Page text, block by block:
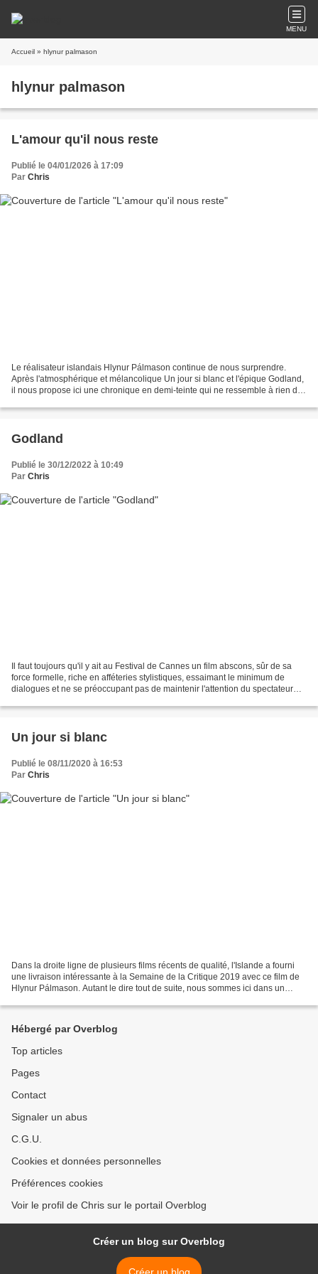
MENU
Accueil » hlynur palmason
hlynur palmason
L'amour qu'il nous reste
Publié le 04/01/2026 à 17:09
Par Chris
Le réalisateur islandais Hlynur Pálmason continue de nous surprendre.
Après l'atmosphérique et mélancolique Un jour si blanc et l'épique Godland,
il nous propose ici une chronique en demi-teinte qui ne ressemble à rien de
Godland
Publié le 30/12/2022 à 10:49
Par Chris
Il faut toujours qu'il y ait au Festival de Cannes un film abscons, sûr de sa
force formelle, riche en afféteries stylistiques, essaimant le minimum de
dialogues et ne se préoccupant pas de maintenir l'attention du spectateur
Un jour si blanc
Publié le 08/11/2020 à 16:53
Par Chris
Dans la droite ligne de plusieurs films récents de qualité, l'Islande a fourni
une livraison intéressante à la Semaine de la Critique 2019 avec ce film de
Hlynur Pálmason. Autant le dire tout de suite, nous sommes ici dans un
Hébergé par Overblog
Top articles
Pages
Contact
Signaler un abus
C.G.U.
Cookies et données personnelles
Préférences cookies
Voir le profil de Chris sur le portail Overblog
Créer un blog sur Overblog